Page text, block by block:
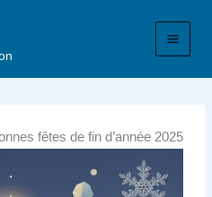
fêtes de fin d’année 2025